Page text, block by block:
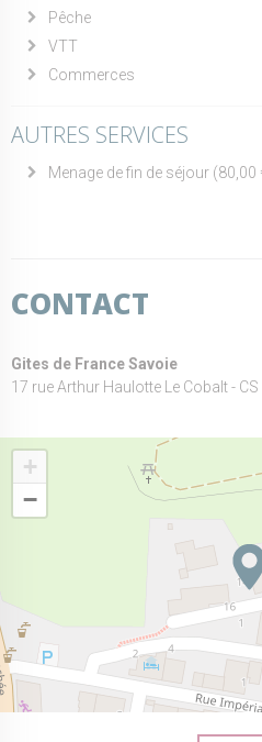
Pêche
VTT
Commerces
AUTRES SERVICES
Menage de fin de séjour
CONTACT
Gites de France Savoie
17 rue Arthur Haulotte Le Cobalt -
+
−